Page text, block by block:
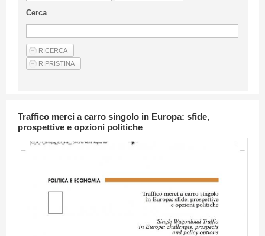
Privacy Policy
Articoli
Cerca
Traffico merci a carro singolo in Europa: sfide,
prospettive e opzioni politiche